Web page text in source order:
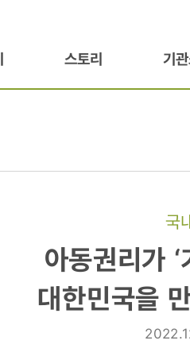
스토리 기
국
아동권리가
대한민국을